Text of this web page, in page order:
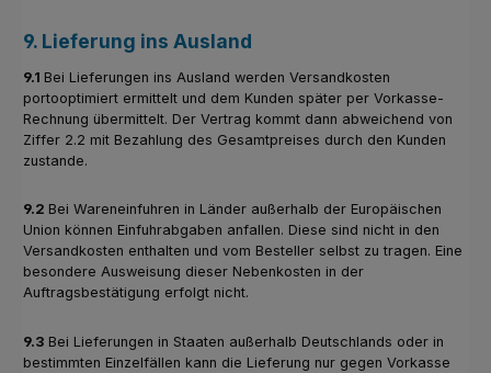
9. Lieferung ins Ausland
9.1 Bei Lieferungen ins Ausland werden Versandkosten
portooptimiert ermittelt und dem Kunden später per Vorkasse-
Rechnung übermittelt. Der Vertrag kommt dann abweichend von
Ziffer 2.2 mit Bezahlung des Gesamtpreises durch den Kunden
zustande.
9.2 Bei Wareneinfuhren in Länder außerhalb der Europäischen
Union können Einfuhrabgaben anfallen. Diese sind nicht in den
Versandkosten enthalten und vom Besteller selbst zu tragen. Eine
besondere Ausweisung dieser Nebenkosten in der
Auftragsbestätigung erfolgt nicht.
9.3 Bei Lieferungen in Staaten außerhalb Deutschlands oder in
bestimmten Einzelfällen kann die Lieferung nur gegen Vorkasse